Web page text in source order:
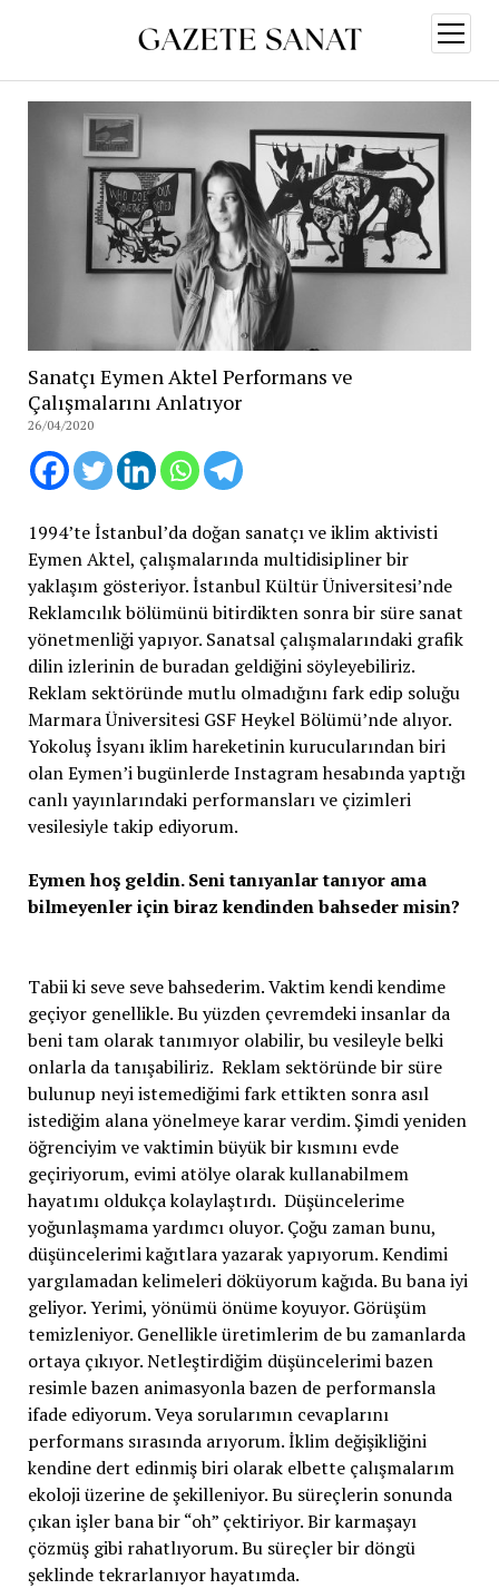
aç
Sanatçı Eymen Aktel Performans ve
Çalışmalarını Anlatıyor
26/04/2020
1994’te İstanbul’da doğan sanatçı ve iklim aktivisti
Eymen Aktel, çalışmalarında multidisipliner bir
yaklaşım gösteriyor. İstanbul Kültür Üniversitesi’nde
Reklamcılık bölümünü bitirdikten sonra bir süre sanat
yönetmenliği yapıyor. Sanatsal çalışmalarındaki grafik
dilin izlerinin de buradan geldiğini söyleyebiliriz.
Reklam sektöründe mutlu olmadığını fark edip soluğu
Marmara Üniversitesi GSF Heykel Bölümü’nde alıyor.
Yokoluş İsyanı iklim hareketinin kurucularından biri
olan Eymen’i bugünlerde Instagram hesabında yaptığı
canlı yayınlarındaki performansları ve çizimleri
vesilesiyle takip ediyorum.
Eymen hoş geldin. Seni tanıyanlar tanıyor ama
bilmeyenler için biraz kendinden bahseder misin?
Tabii ki seve seve bahsederim. Vaktim kendi kendime
geçiyor genellikle. Bu yüzden çevremdeki insanlar da
beni tam olarak tanımıyor olabilir, bu vesileyle belki
onlarla da tanışabiliriz. Reklam sektöründe bir süre
bulunup neyi istemediğimi fark ettikten sonra asıl
istediğim alana yönelmeye karar verdim. Şimdi yeniden
öğrenciyim ve vaktimin büyük bir kısmını evde
geçiriyorum, evimi atölye olarak kullanabilmem
hayatımı oldukça kolaylaştırdı. Düşüncelerime
yoğunlaşmama yardımcı oluyor. Çoğu zaman bunu,
düşüncelerimi kağıtlara yazarak yapıyorum. Kendimi
yargılamadan kelimeleri döküyorum kağıda. Bu bana iyi
geliyor. Yerimi, yönümü önüme koyuyor. Görüşüm
temizleniyor. Genellikle üretimlerim de bu zamanlarda
ortaya çıkıyor. Netleştirdiğim düşüncelerimi bazen
resimle bazen animasyonla bazen de performansla
ifade ediyorum. Veya sorularımın cevaplarını
performans sırasında arıyorum. İklim değişikliğini
kendine dert edinmiş biri olarak elbette çalışmalarım
ekoloji üzerine de şekilleniyor. Bu süreçlerin sonunda
çıkan işler bana bir “oh” çektiriyor. Bir karmaşayı
çözmüş gibi rahatlıyorum. Bu süreçler bir döngü
şeklinde tekrarlanıyor hayatımda.